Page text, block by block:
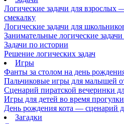
Логические задачи для
смекалку
Логические задачи для
Занимательные логические
Задачи по истории
Решение логических задач
Игры
Фанты за столом на день
Пальчиковые игры для малышей
Сценарий пиратской вечеринки
Игры для детей во время прогулки
День рождения кота — сценарий
Загадки